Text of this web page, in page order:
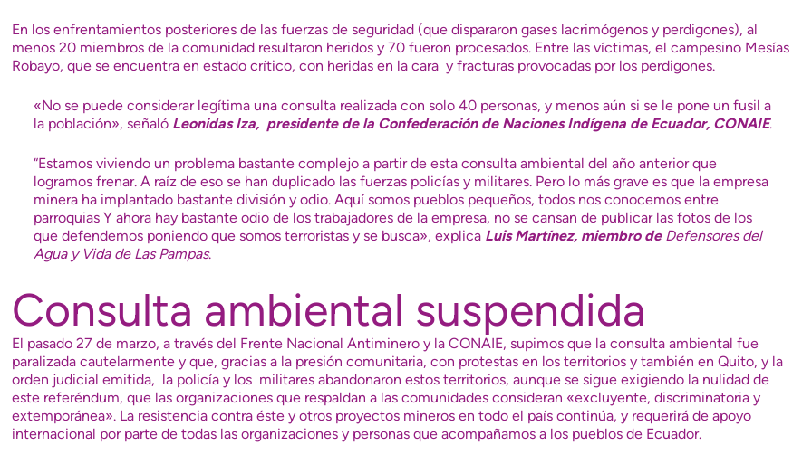
En los enfrentamientos posteriores de las fuerzas de seguridad (que dispararon gases lacrimógenos y perdigones), al
menos 20 miembros de la comunidad resultaron heridos y 70 fueron procesados. Entre las víctimas, el campesino Mesías
Robayo, que se encuentra en estado crítico, con heridas en la cara y fracturas provocadas por los perdigones.
«No se puede considerar legítima una consulta realizada con solo 40 personas, y menos aún si se le pone un fusil a
la población», señaló Leonidas Iza, presidente de la Confederación de Naciones Indígena de Ecuador, CONAIE.
“Estamos viviendo un problema bastante complejo a partir de esta consulta ambiental del año anterior que
logramos frenar. A raíz de eso se han duplicado las fuerzas policías y militares. Pero lo más grave es que la empresa
minera ha implantado bastante división y odio. Aquí somos pueblos pequeños, todos nos conocemos entre
parroquias Y ahora hay bastante odio de los trabajadores de la empresa, no se cansan de publicar las fotos de los
que defendemos poniendo que somos terroristas y se busca», explica Luis Martínez, miembro deDefensores del
Agua y Vida de Las Pampas.
Consulta ambiental suspendida
El pasado 27 de marzo, a través del Frente Nacional Antiminero y la CONAIE, supimos que la consulta ambiental fue
paralizada cautelarmente y que, gracias a la presión comunitaria, con protestas en los territorios y también en Quito, y la
orden judicial emitida, la policía y los militares abandonaron estos territorios, aunque se sigue exigiendo la nulidad de
este referéndum, que las organizaciones que respaldan a las comunidades consideran «excluyente, discriminatoria y
extemporánea». La resistencia contra éste y otros proyectos mineros en todo el país continúa, y requerirá de apoyo
internacional por parte de todas las organizaciones y personas que acompañamos a los pueblos de Ecuador.